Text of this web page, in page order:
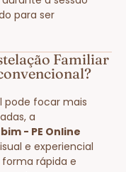
para ser
Familiar
pode focar mais
a
- PE Online
e experiencial
rápida e